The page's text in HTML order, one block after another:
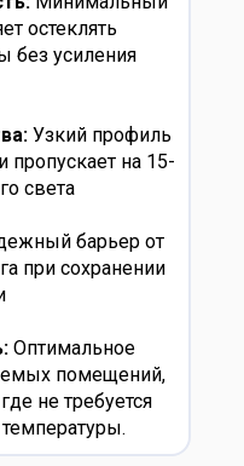
остеклять
без усиления
Узкий профиль
на 15-
света
барьер от
при сохранении
Оптимальное
помещений,
не требуется